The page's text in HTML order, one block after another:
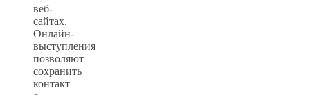
веб-
сайтах.
Онлайн-
выступления
позволяют
сохранить
контакт